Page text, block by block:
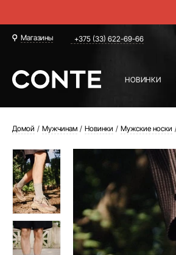
Магазины +375 (33) 622-69-66
НОВИНКИ
Домой Мужчинам Новинки Мужские носки